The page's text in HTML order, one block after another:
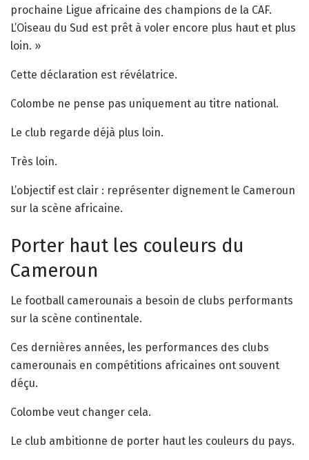
prochaine Ligue africaine des champions de la CAF.
L’Oiseau du Sud est prêt à voler encore plus haut et plus
loin. »
Cette déclaration est révélatrice.
Colombe ne pense pas uniquement au titre national.
Le club regarde déjà plus loin.
Très loin.
L’objectif est clair : représenter dignement le Cameroun
sur la scène africaine.
Porter haut les couleurs du
Cameroun
Le football camerounais a besoin de clubs performants
sur la scène continentale.
Ces dernières années, les performances des clubs
camerounais en compétitions africaines ont souvent
déçu.
Colombe veut changer cela.
Le club ambitionne de porter haut les couleurs du pays.